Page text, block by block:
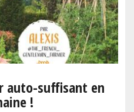
auto-suffisant en
!